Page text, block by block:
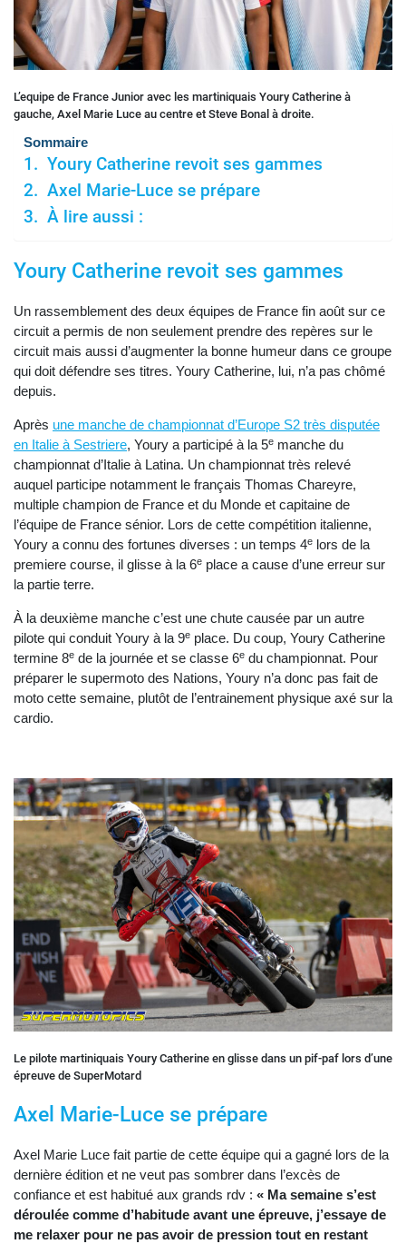
L’equipe de France Junior avec les martiniquais Youry Catherine à
gauche, Axel Marie Luce au centre et Steve Bonal à droite.
Sommaire
Youry Catherine revoit ses gammes
Axel Marie-Luce se prépare
À lire aussi :
Youry Catherine revoit ses gammes
Un rassemblement des deux équipes de France fin août sur ce
circuit a permis de non seulement prendre des repères sur le
circuit mais aussi d’augmenter la bonne humeur dans ce groupe
qui doit défendre ses titres. Youry Catherine, lui, n’a pas chômé
depuis.
Après une manche de championnat d’Europe S2 très disputée
en Italie à Sestriere, Youry a participé à la 5e manche du
championnat d’Italie à Latina. Un championnat très relevé
auquel participe notamment le français Thomas Chareyre,
multiple champion de France et du Monde et capitaine de
l’équipe de France sénior. Lors de cette compétition italienne,
Youry a connu des fortunes diverses : un temps 4e lors de la
premiere course, il glisse à la 6e place a cause d’une erreur sur
la partie terre.
À la deuxième manche c’est une chute causée par un autre
pilote qui conduit Youry à la 9e place. Du coup, Youry Catherine
termine 8e de la journée et se classe 6e du championnat. Pour
préparer le supermoto des Nations, Youry n’a donc pas fait de
moto cette semaine, plutôt de l’entrainement physique axé sur la
cardio.
Le pilote martiniquais Youry Catherine en glisse dans un pif-paf lors d’une
épreuve de SuperMotard
Axel Marie-Luce se prépare
Axel Marie Luce fait partie de cette équipe qui a gagné lors de la
dernière édition et ne veut pas sombrer dans l’excès de
confiance et est habitué aux grands rdv : « Ma semaine s’est
déroulée comme d’habitude avant une épreuve, j’essaye de
me relaxer pour ne pas avoir de pression tout en restant